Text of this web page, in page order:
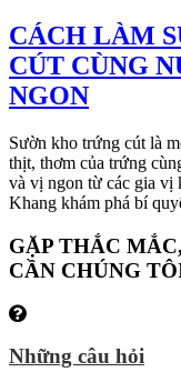
CÁCH LÀM
CÚT CÙNG
NGON
Sườn kho trứng cút là
thịt, thơm của trứng
và vị ngon từ các gia vị
Khang khám phá bí
GẶP THẮC MẮC,
CẦN CHÚNG
Những câu hỏi